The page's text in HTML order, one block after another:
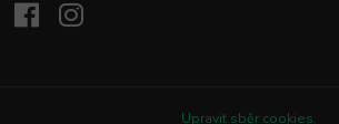
Upravit sběr cookies.